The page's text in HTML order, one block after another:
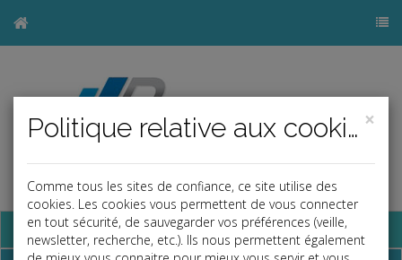
Base documentaire
×
Politique relative aux cookies
Comme tous les sites de confiance, ce site utilise des
cookies. Les cookies vous permettent de vous connecter
en tout sécurité, de sauvegarder vos préférences (veille,
newsletter, recherche, etc.). Ils nous permettent également